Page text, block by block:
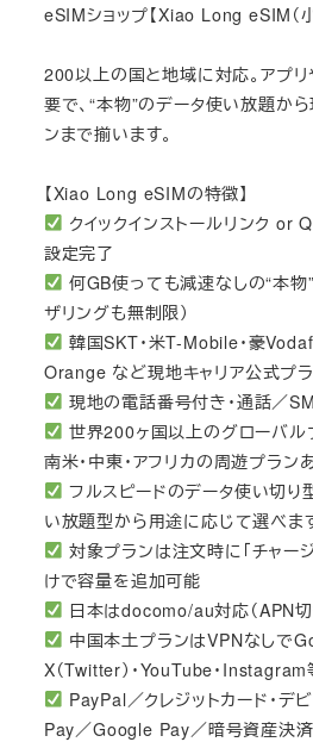
eSIMショップ【Xiao Long eSIM（
200以上の国と地域に対応。アプ
要で、“本物”のデータ使い放題か
ンまで揃います。
【Xiao Long eSIMの特徴】
クイックインストールリンク or
設定完了
何GB使っても減速なしの“本物
ザリングも無制限）
韓国SKT・米T-Mobile・豪
Orange など現地キャリア公式プ
現地の電話番号付き・通話／
世界200ヶ国以上のグローバル
南米・中東・アフリカの周遊プラン
フルスピードのデータ使い切り
い放題型から用途に応じて選べま
対象プランは注文時に「チャー
けで容量を追加可能
日本はdocomo/au対応（APN切
中国本土プランはVPNなしで
X（Twitter）・YouTube・
PayPal／クレジットカード・デ
Pay／Google Pay／暗号資産決